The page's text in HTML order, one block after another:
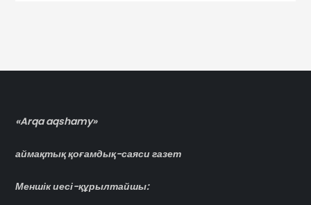
«Arqa aqshamy»
аймақтық қоғамдық-саяси газет
Меншік иесі-құрылтайшы: